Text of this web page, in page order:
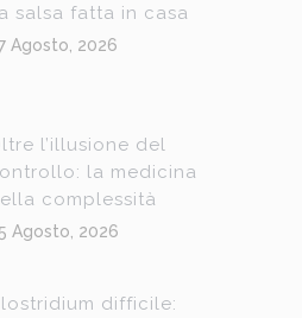
salsa fatta in casa
Agosto, 2026
l’illusione del
la medicina
complessità
Agosto, 2026
difficile: